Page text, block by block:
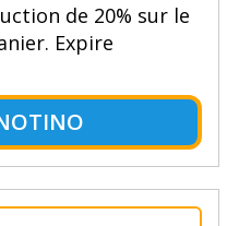
de 20% sur le
Expire